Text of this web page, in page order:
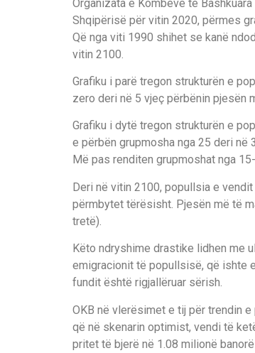
Organizata e Kombeve të
Shqipërisë për vitin 2020, përmes
Që nga viti 1990 shihet se kanë
vitin 2100.
Grafiku i parë tregon strukturën e
zero deri në 5 vjeç përbënin pjesën
Grafiku i dytë tregon strukturën e
e përbën grupmosha nga 25 deri në
Më pas renditen grupmoshat nga
Deri në vitin 2100, popullsia e
përmbytet tërësisht. Pjesën më të
tretë).
Këto ndryshime drastike lidhen me
emigracionit të popullsisë, që ishte
fundit është rigjallëruar sërish.
OKB në vlerësimet e tij për trendin
që në skenarin optimist, vendi të
pritet të bjerë në 1.08 milionë